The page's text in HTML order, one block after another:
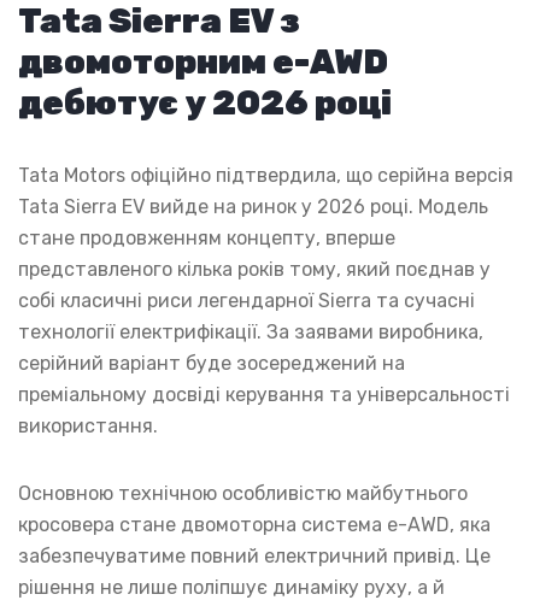
Tata Sierra EV з
двомоторним e-AWD
дебютує у 2026 році
Tata Motors офіційно підтвердила, що серійна версія
Tata Sierra EV вийде на ринок у 2026 році. Модель
стане продовженням концепту, вперше
представленого кілька років тому, який поєднав у
собі класичні риси легендарної Sierra та сучасні
технології електрифікації. За заявами виробника,
серійний варіант буде зосереджений на
преміальному досвіді керування та універсальності
використання.
Основною технічною особливістю майбутнього
кросовера стане двомоторна система e-AWD, яка
забезпечуватиме повний електричний привід. Це
рішення не лише поліпшує динаміку руху, а й